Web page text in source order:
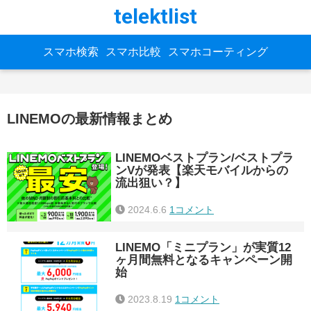
telektlist
スマホ検索 スマホ比較 スマホコーティング
LINEMOの最新情報まとめ
LINEMOベストプラン/ベストプラ
ンVが発表【楽天モバイルからの
流出狙い？】
2024.6.6 1コメント
LINEMO「ミニプラン」が実質12
ヶ月間無料となるキャンペーン開
始
2023.8.19 1コメント